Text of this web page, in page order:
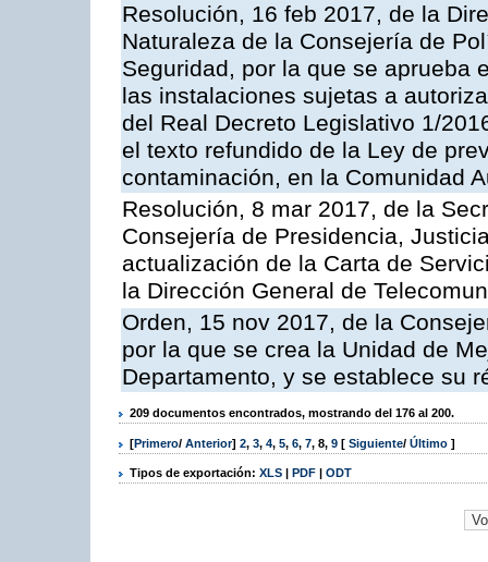
Resolución, 16 feb 2017, de la
Naturaleza de la Consejería de
Seguridad, por la que se aprueba
las instalaciones sujetas a
del Real Decreto Legislativo 1/
el texto refundido de la Ley de
contaminación, en la Comunidad
Resolución, 8 mar 2017, de la
Consejería de Presidencia,
actualización de la Carta de
la Dirección General de
Orden, 15 nov 2017, de la
por la que se crea la Unidad de
Departamento, y se establece su
209 documentos encontrados, mostrando del 176 al 200.
[Primero/ Anterior] 2, 3, 4, 5, 6, 7, 8, 9 [ Siguiente/ Último ]
Tipos de exportación: XLS | PDF | ODT